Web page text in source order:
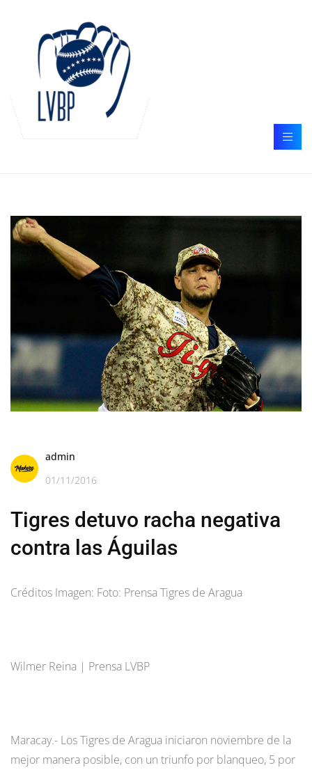
admin
01/11/2016
Tigres detuvo racha negativa
contra las Águilas
Créditos Imagen: Foto: Prensa Tigres de Aragua
Wilmer Reina | Prensa LVBP
Maracay.- Los Tigres de Aragua iniciaron noviembre de la
mejor manera posible, con un triunfo por blanqueo, 5 por